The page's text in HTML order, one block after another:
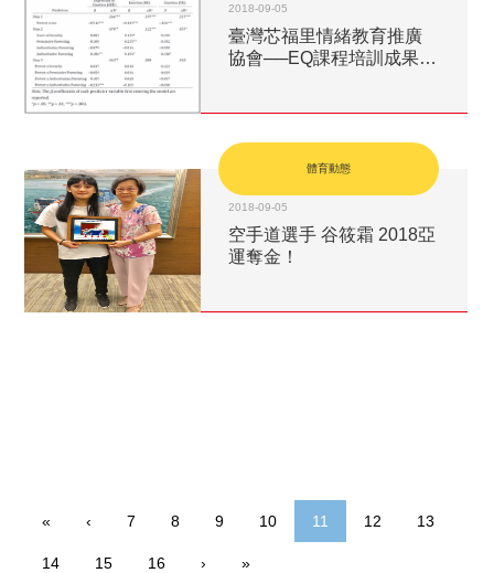
2018-09-05
臺灣芯福里情緒教育推廣
協會──EQ課程培訓成果&
體育動態
2018-09-05
空手道選手 谷筱霜 2018亞
運奪金！
« ‹ 7 8 9 10 11 12 13
14 15 16 › »